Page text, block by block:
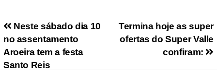
Navegação de PostTermina hoje as super
ofertas do Super Valle
confiram:
Neste sábado dia 10
no assentamento
Aroeira tem a festa
Santo Reis